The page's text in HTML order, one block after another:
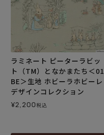
ラミネート ピーターラビッ
ト（TM）となかまたち＜01
BE＞生地 ホビーラホビーレ
デザインコレクション
¥2,200税込